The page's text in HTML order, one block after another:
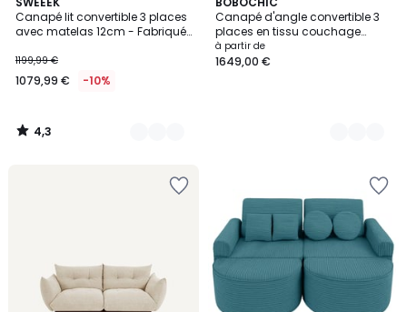
Canapé lit convertible 3 places
avec matelas 12cm - Fabriqué
1199,99 €
1079,99 € -10%
/ 5
3
Couleurs
4,3
/
Canapé d'angle convertible 3
places en tissu couchage
140x190 cm, MONACO
à partir de
1649,00 €
10
Couleurs